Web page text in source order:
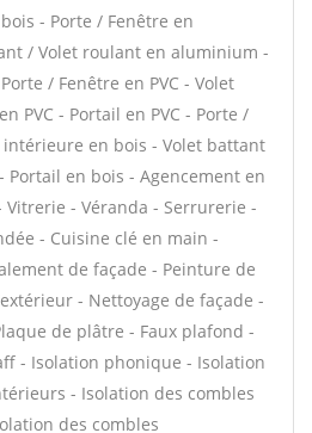
- Porte / Fenêtre en
/ Volet roulant en aluminium -
/ Fenêtre en PVC - Volet
PVC - Portail en PVC - Porte /
intérieure en bois - Volet battant
en bois - Agencement en
Vitrerie - Véranda - Serrurerie -
- Cuisine clé en main -
de façade - Peinture de
- Nettoyage de façade -
de plâtre - Faux plafond -
- Isolation phonique - Isolation
- Isolation des combles
des combles